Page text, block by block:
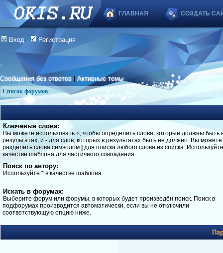
ГЛАВНАЯ СОЗДАТЬ
Вход Регистрация
Сообщения без ответов |Активные темы
Список форумов
Ключевые слова:
Вы можете использовать +, чтобы определить слова, которые должны быть
результатах, и - для слов, которых в результатах быть не должно. Вы можете
разделить слова символом
для поиска любого слова из списка.
качестве шаблона для частичного совпадения.
Поиск по автору:
Используйте * в качестве шаблона.
Искать в форумах:
Выберите форум или форумы, в которых будет произведён поиск. Поиск в
подфорумах производится автоматически, если вы не отключили
соответствующую опцию ниже.